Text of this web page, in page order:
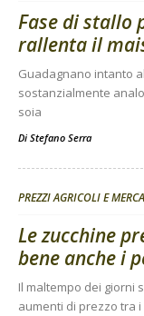
Fase di stallo
rallenta il
Guadagnano intanto
sostanzialmente
soia
Di Stefano Serra
PREZZI AGRICOLI E
Le zucchine
bene anche i
Il maltempo dei giorni
aumenti di prezzo tra